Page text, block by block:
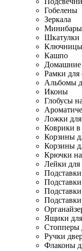
Гобелены
Зеркала
Минибары
Шкатулки
Ключницы
Кашпо
Домашние
Рамки для
Альбомы
Иконы
Глобусы
Ложки для
Коврики
Корзины
Корзины
Крючки
Лейки для
Ящики
Стопперы
Ручки
Флаконы